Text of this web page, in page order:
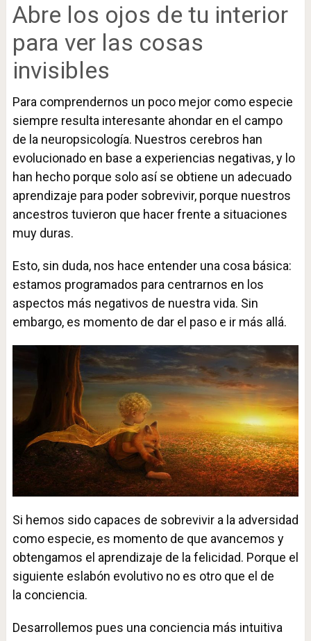
Abre los ojos de tu interior
para ver las cosas
invisibles
Para comprendernos un poco mejor como especie
siempre resulta interesante ahondar en el campo
de la neuropsicología. Nuestros cerebros han
evolucionado en base a experiencias negativas, y lo
han hecho porque solo así se obtiene un adecuado
aprendizaje para poder sobrevivir, porque nuestros
ancestros tuvieron que hacer frente a situaciones
muy duras.
Esto, sin duda, nos hace entender una cosa básica:
estamos programados para centrarnos en los
aspectos más negativos de nuestra vida. Sin
embargo, es momento de dar el paso e ir más allá.
Si hemos sido capaces de sobrevivir a la adversidad
como especie, es momento de que avancemos y
obtengamos el aprendizaje de la felicidad. Porque el
siguiente eslabón evolutivo no es otro que el de
la conciencia.
Desarrollemos pues una conciencia más intuitiva